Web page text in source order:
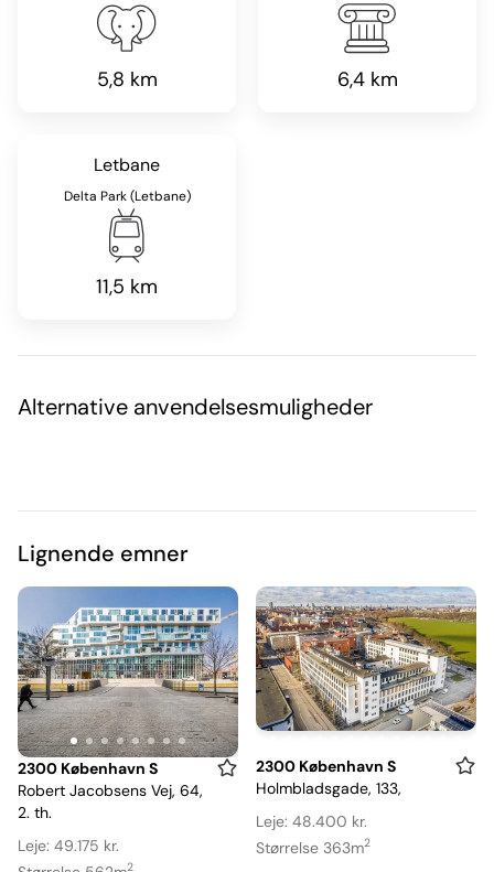
5,8 km 6,4 km
Letbane
Delta Park (Letbane)
11,5 km
Alternative anvendelsesmuligheder
Lignende emner
Item
1
of
8
2300 København S
Robert Jacobsens Vej, 64,
2. th.
Leje: 49.175 kr.
2
Item
1
of
17
2300 København S
Holmbladsgade, 133,
Leje: 48.400 kr.
Størrelse 363m2